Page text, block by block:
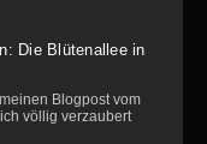
Die Blütenallee in
Blogpost vom
völlig verzaubert